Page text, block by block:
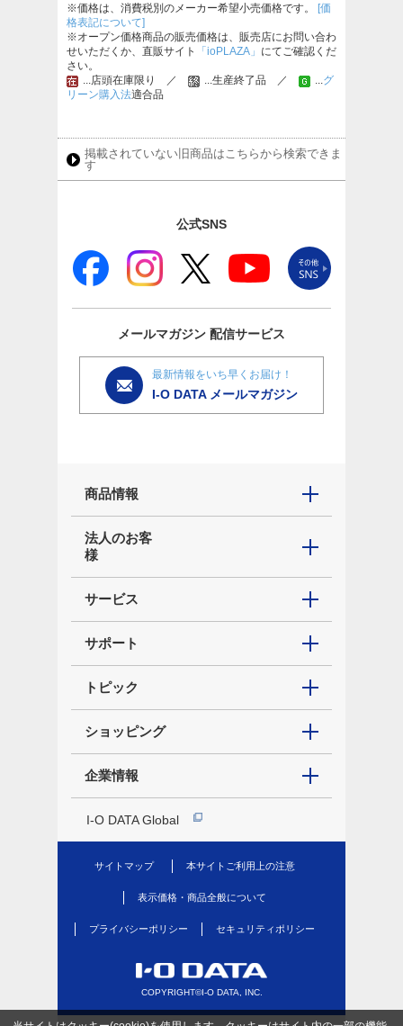
※価格は、消費税別のメーカー希望小売価格です。
[価
格表記について]
※オープン価格商品の販売価格は、販売店にお問い合わ
せいただくか、直販サイト
「ioPLAZA」 にてご確認くだ
さい。
...店頭在庫限り ／
...生産終了品 ／ ...グ
リーン購入法適合品
掲載されていない旧商品はこちらから検索できま
す
公式SNS
メールマガジン 配信サービス
最新情報をいち早くお届け！
I-O DATA メールマガジン
商品情報
法人のお客
様
サービス
サポート
トピック
ショッピング
企業情報
I-O DATA Global
サイトマップ 本サイトご利用上の注意
表示価格・商品全般について
プライバシーポリシー セキュリティポリシー
COPYRIGHT©I-O DATA, INC.